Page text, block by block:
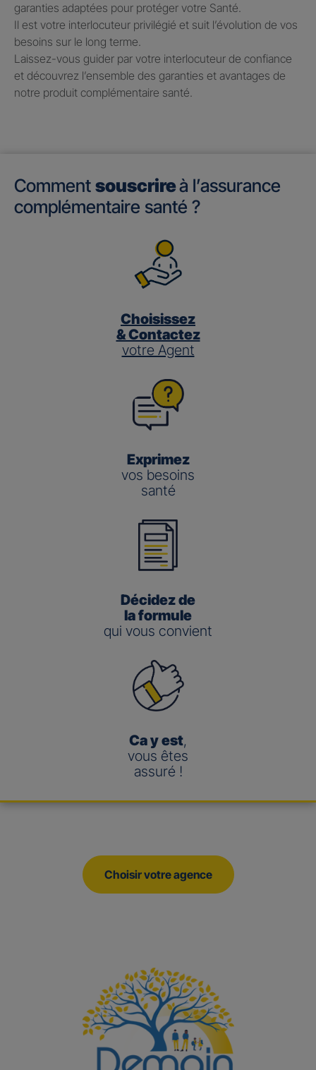
garanties adaptées pour protéger votre Santé.​
Il est votre interlocuteur privilégié et suit l’évolution de vos
besoins sur le long terme.​
Laissez-vous guider par votre interlocuteur de confiance
et découvrez l’ensemble des garanties et avantages de
notre produit complémentaire santé.
Comment souscrireà l’assurance
complémentaire santé ?
Choisissez
& Contactez
votre Agent
Exprimez
vos besoins
santé
Décidez de
la formule
qui vous convient
Ca y est,
vous êtes
assuré !
Choisir votre agence